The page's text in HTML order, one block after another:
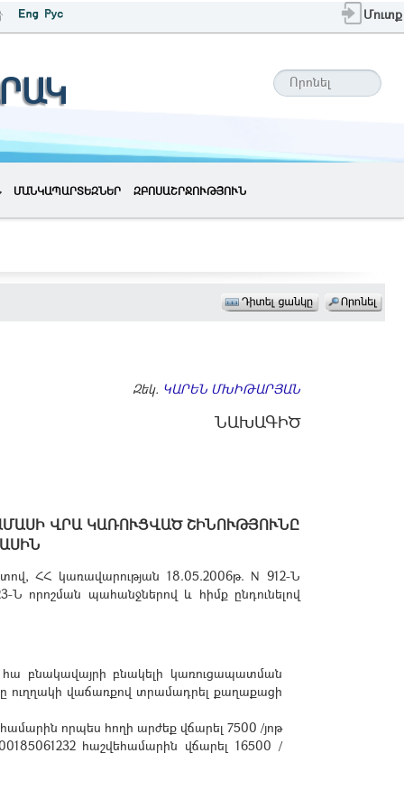
Մուտք
ՄԱՆԿԱՊԱՐՏԵԶՆԵՐ ԶԲՈՍԱՇՐՋՈՒԹՅՈՒՆ
Զեկ. ԿԱՐԵՆ ՄԽԻԹԱՐՅԱՆ
ՆԱԽԱԳԻԾ
ՎՐԱ ԿԱՌՈՒՑՎԱԾ ՇԻՆՈՒԹՅՈՒՆԸ
ՀՀ կառավարության 18.05.2006թ. N 912-Ն
Ն որոշման պահանջներով և հիմք ընդունելով
բնակավայրի բնակելի կառուցապատման
ուղղակի վաճառքով տրամադրել քաղաքացի
որպես հողի արժեք վճարել 7500 /յոթ
հաշվեհամարին վճարել 16500 /